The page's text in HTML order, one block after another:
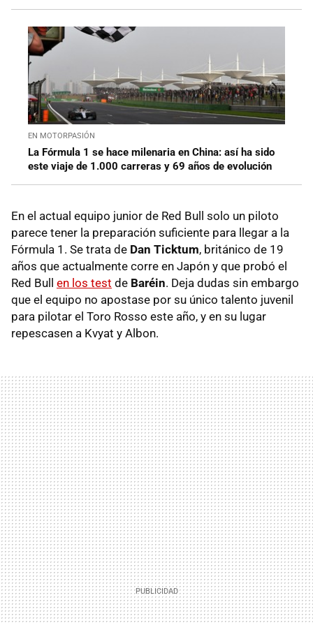
EN MOTORPASIÓN
La Fórmula 1 se hace milenaria en China: así ha sido
este viaje de 1.000 carreras y 69 años de evolución
En el actual equipo junior de Red Bull solo un piloto
parece tener la preparación suficiente para llegar a la
Fórmula 1. Se trata de Dan Ticktum, británico de 19
años que actualmente corre en Japón y que probó el
Red Bull en los test de Baréin. Deja dudas sin embargo
que el equipo no apostase por su único talento juvenil
para pilotar el Toro Rosso este año, y en su lugar
repescasen a Kvyat y Albon.